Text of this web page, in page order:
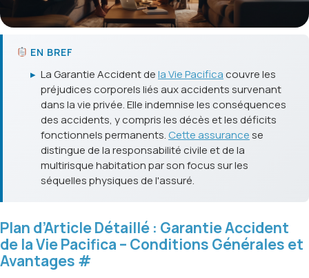
EN BREF
▸ La Garantie Accident dela Vie Pacificacouvre les
préjudices corporels liés aux accidents survenant
dans la vie privée. Elle indemnise les conséquences
des accidents, y compris les décès et les déficits
fonctionnels permanents. Cette assurancese
distingue de la responsabilité civile et de la
multirisque habitation par son focus sur les
séquelles physiques de l'assuré.
Plan d’Article Détaillé : Garantie Accident
de la Vie Pacifica – Conditions Générales et
Avantages #